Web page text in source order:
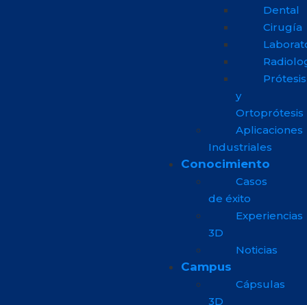
Dental
Cirugía
Prótesis
y
Ortoprótesis
Aplicaciones
Industriales
Conocimiento
Casos
de éxito
Experiencias
3D
Noticias
Campus
Cápsulas
3D